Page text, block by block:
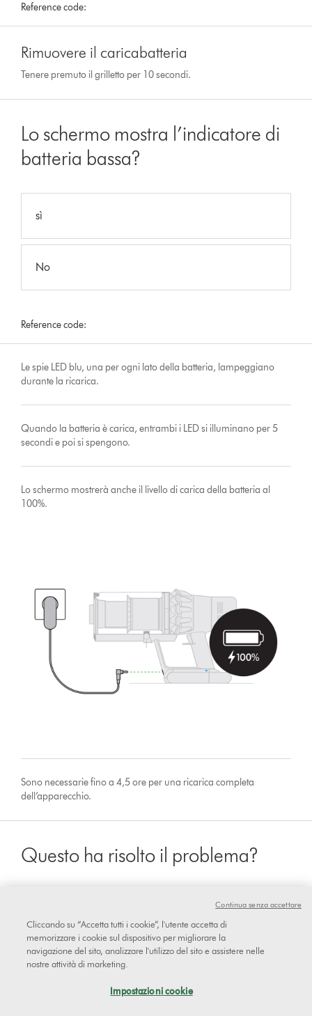
Reference code:
Rimuovere il caricabatteria
Tenere premuto il grilletto per 10 secondi.
Lo schermo mostra l’indicatore di
batteria bassa?
sì
No
Reference code:
Le spie LED blu, una per ogni lato della batteria, lampeggiano
durante la ricarica.
Quando la batteria è carica, entrambi i LED si illuminano per 5
secondi e poi si spengono.
Lo schermo mostrerà anche il livello di carica della batteria al
100%.
Sono necessarie fino a 4,5 ore per una ricarica completa
dell’apparecchio.
Questo ha risolto il problema?
No
Cliccando su “Accetta tutti i cookie”, l'utente accetta di
memorizzare i cookie sul dispositivo per migliorare la
navigazione del sito, analizzare l'utilizzo del sito e assistere nelle
nostre attività di marketing.
Impostazioni cookie
Continua senza accettare